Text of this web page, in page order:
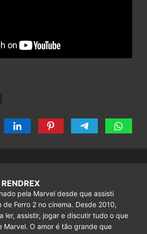
pela Marvel desde que assisti
de Ferro 2 no cinema. Desde 2010,
ler, assistir, jogar e discutir tudo o que
Marvel. O amor é tão grande que